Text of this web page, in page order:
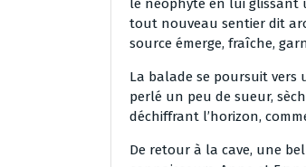
le néophyte en lui glissant
tout nouveau sentier dit
source émerge, fraîche,
La balade se poursuit vers
perlé un peu de sueur,
déchiffrant l’horizon,
De retour à la cave, une